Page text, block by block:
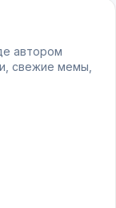
автором
свежие мемы,